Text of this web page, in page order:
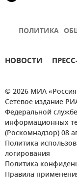
ПОЛИТИКА
НОВОСТИ
© 2026 МИА «Россия
Сетевое издание
Федеральной
информационных
(Роскомнадзор) 08
Политика
логирования
Политика
Правила